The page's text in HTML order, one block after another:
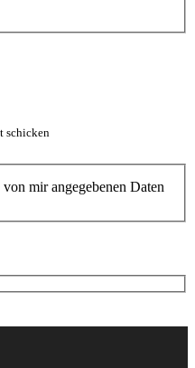
schicken
mir angegebenen Daten